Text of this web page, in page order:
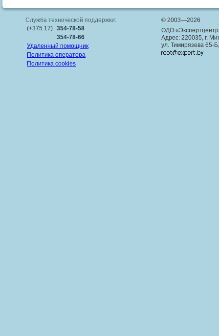
Служба технической поддержки:
(+375 17) 354-78-58
354-78-66
Удаленный помощник
Политика оператора
Политика cookies
© 2003—2026
ОДО
Адрес: 220035, г.
ул. Тимирязева 65-